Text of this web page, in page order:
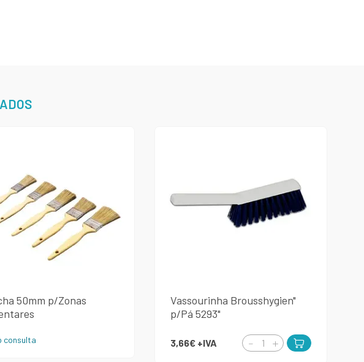
50mm p/Zonas
consulta
Vassourinha Brousshygien"
p/Pá 5293"
3,66€ +IVA